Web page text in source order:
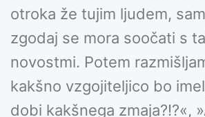
otroka že tujim ljudem,
zgodaj se mora soočati s
novostmi. Potem
kakšno vzgojiteljico bo
dobi kakšnega zmaja?!?«,